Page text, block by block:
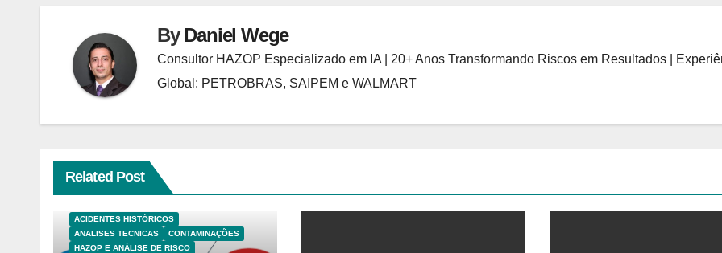
ByDaniel Wege
Consultor HAZOP Especializado em IA | 20+ Anos Transformando Riscos em Resultados |
Global: PETROBRAS, SAIPEM e WALMART
Related Post
ACIDENTES HISTÓRICOS
ANALISES TECNICAS
CONTAMINAÇÕES
HAZOP E ANÁLISE DE RISCO